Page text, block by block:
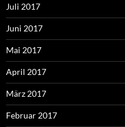
Juli 2017
Juni 2017
Mai 2017
April 2017
März 2017
Februar 2017